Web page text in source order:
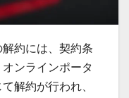
約には、契約条
ンラインポータ
解約が行われ、